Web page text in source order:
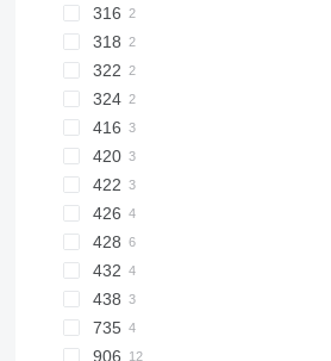
1704
AR
MH
580
590
621
688
695
721
788
821
921
1021F
1088
1188
W-series
315C
316
318
318C
322
322C
324
324D
416
416C
420
422
426
426B
426C
428
428B
428C
432
438
438B
735
906